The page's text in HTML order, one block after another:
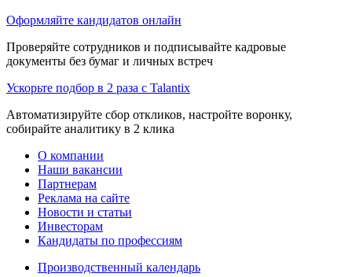
Оформляйте кандидатов онлайн
Проверяйте сотрудников и подписывайте кадровые
документы без бумаг и личных встреч
Ускорьте подбор в 2 раза с Talantix
Автоматизируйте сбор откликов, настройте воронку,
собирайте аналитику в 2 клика
О компании
Наши вакансии
Партнерам
Реклама на сайте
Новости и статьи
Инвесторам
Кандидаты по профессиям
Производственный календарь